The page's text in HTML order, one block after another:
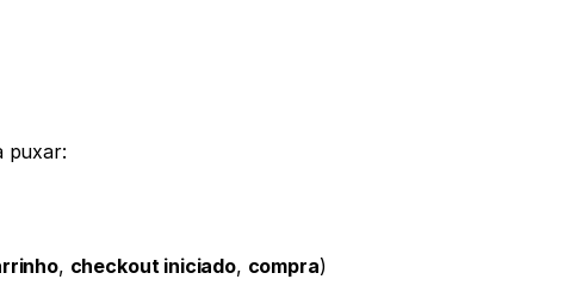
puxar:
, checkout iniciado, compra)